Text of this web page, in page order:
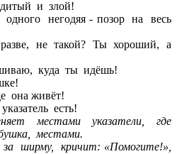
злой!
негодяя - позор на весь
не такой? Ты хороший, а
куда ты идёшь!
она живёт!
есть!
местами указатели, где
местами.
ширму, кричит: «Помогите!»,